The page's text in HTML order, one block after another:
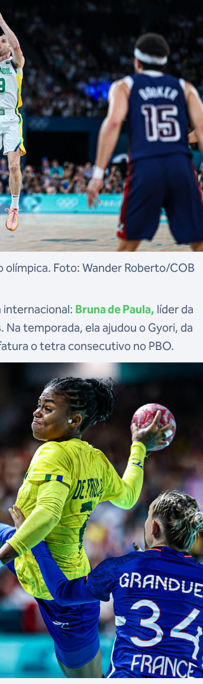
Foto: Wander Roberto/COB
internacional: Bruna de Paula, líder da
temporada, ela ajudou o Gyori, da
o tetra consecutivo no PBO.